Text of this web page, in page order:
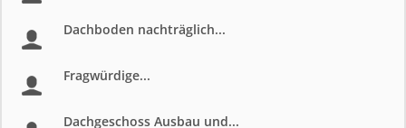
Dachboden nachträglich...
Fragwürdige...
Dachgeschoss Ausbau und...